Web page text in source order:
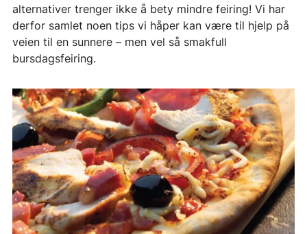
alternativer trenger ikke å bety mindre feiring! Vi har
derfor samlet noen tips vi håper kan være til hjelp på
veien til en sunnere – men vel så smakfull
bursdagsfeiring.